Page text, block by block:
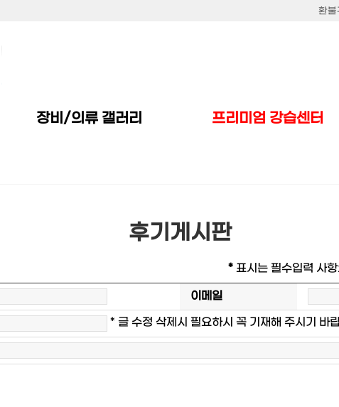
환불
장비/의류 갤러리 프리미엄 강습센터
후기게시판
* 표시는 필수입력 사
이메일
* 글 수정 삭제시 필요하시 꼭 기재해 주시기 바